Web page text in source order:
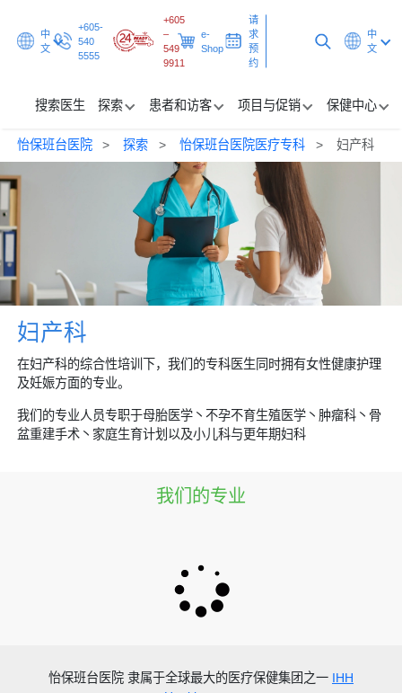
中
文
+605-
540
5555
+605
–
549
9911
e-
Shop
请
求
预
约
中
文
搜索医生 探索 患者和访客 项目与促销 保健中心
项目与促销
保健中心
请求预约
怡保班台医院 探索 怡保班台医院医疗专科 妇产科
妇产科
在妇产科的综合性培训下，我们的专科医生同时拥有女性健康护理
及妊娠方面的专业。
我们的专业人员专职于母胎医学丶不孕不育生殖医学丶肿瘤科丶骨
盆重建手术丶家庭生育计划以及小儿科与更年期妇科
我们的专业
怡保班台医院 隶属于全球最大的医疗保健集团之一 IHH